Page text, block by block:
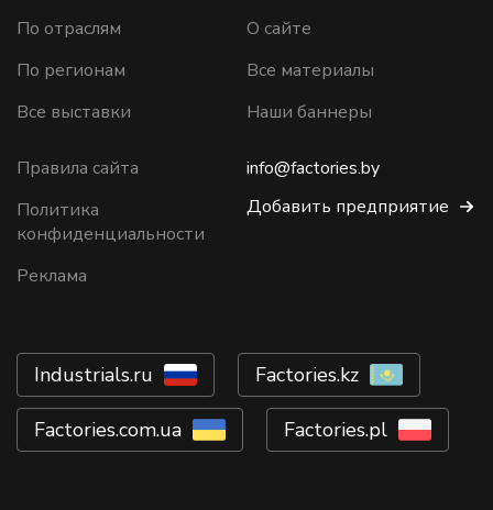
По отраслям
По регионам
Все выставки
О сайте
Все материалы
Наши баннеры
Правила сайта
Политика
конфиденциальности
Реклама
info@factories.by
Добавить предприятие
Industrials.ru Factories.kz
Factories.com.ua Factories.pl